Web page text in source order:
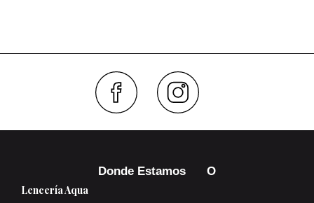
Donde Estamos
Lencería Aqua